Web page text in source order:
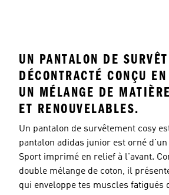
UN PANTALON DE
DÉCONTRACTÉ CONÇU
UN MÉLANGE DE
ET RENOUVELABLES.
Un pantalon de survêtement cosy
pantalon adidas junior est orné
Sport imprimé en relief à l'avant.
double mélange de coton, il
qui enveloppe tes muscles fatigués